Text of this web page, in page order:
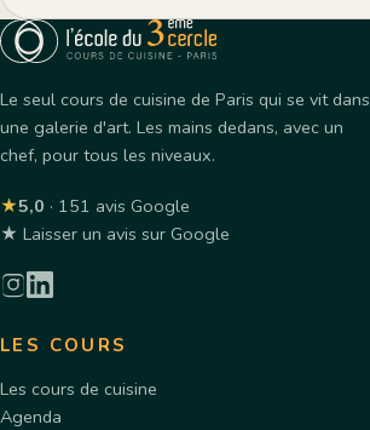
Le seul cours de cuisine de Paris qui se vit dans
une galerie d'art. Les mains dedans, avec un
chef, pour tous les niveaux.
★5,0 · 151 avis Google
★ Laisser un avis sur Google
LES COURS
Les cours de cuisine
Agenda